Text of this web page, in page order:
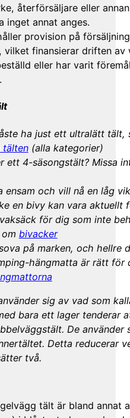
återförsäljare eller
inget annat anges.
provision på
vilket finansierar driften av
eller har varit
ha just ett ultralätt tält,
tälten(alla kategorier)
ett 4-säsongstält? Missa
ensam och vill nå en låg
en bivy kan vara aktuellt
för dig som inte
bivacker
på marken, och hellre
hängmatta är rätt för
sig av vad som
bara ett lager tenderar
De
Detta reducerar
två.
tält är bland annat